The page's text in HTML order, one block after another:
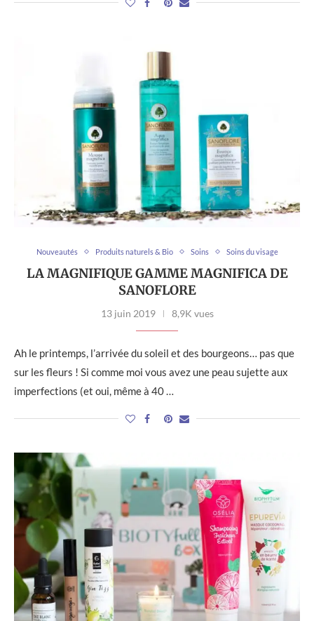
Nouveautés Produits naturels & Bio Soins Soins du visage
LA MAGNIFIQUE GAMME MAGNIFICA DE
SANOFLORE
13 juin 2019 8,9K vues
Ah le printemps, l’arrivée du soleil et des bourgeons… pas que
sur les fleurs ! Si comme moi vous avez une peau sujette aux
imperfections (et oui, même à 40 …